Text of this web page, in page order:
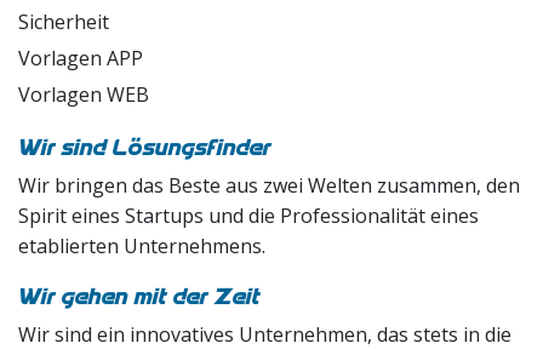
Sicherheit
Vorlagen APP
Vorlagen WEB
Wir sind Lösungsfinder
Wir bringen das Beste aus zwei Welten zusammen, den
Spirit eines Startups und die Professionalität eines
etablierten Unternehmens.
Wir gehen mit der Zeit
Wir sind ein innovatives Unternehmen, das stets in die